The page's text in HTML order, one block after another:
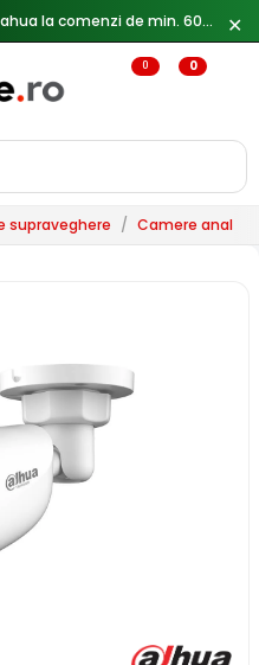
luna iulie → Vezi ofertele ✕
0 0
supraveghere / Camere